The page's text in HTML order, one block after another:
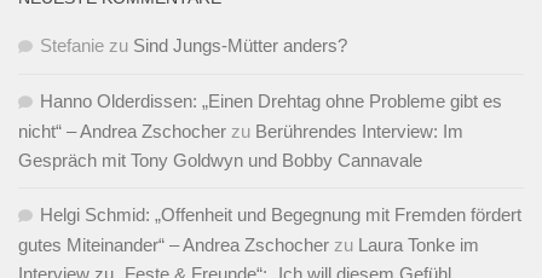
Stefanie zu Sind Jungs-Mütter anders?
Hanno Olderdissen: „Einen Drehtag ohne Probleme gibt es
nicht“ – Andrea Zschocher zu Berührendes Interview: Im
Gespräch mit Tony Goldwyn und Bobby Cannavale
Helgi Schmid: „Offenheit und Begegnung mit Fremden fördert
gutes Miteinander“ – Andrea Zschocher zu Laura Tonke im
Interview zu „Feste & Freunde“: „Ich will diesem Gefühl